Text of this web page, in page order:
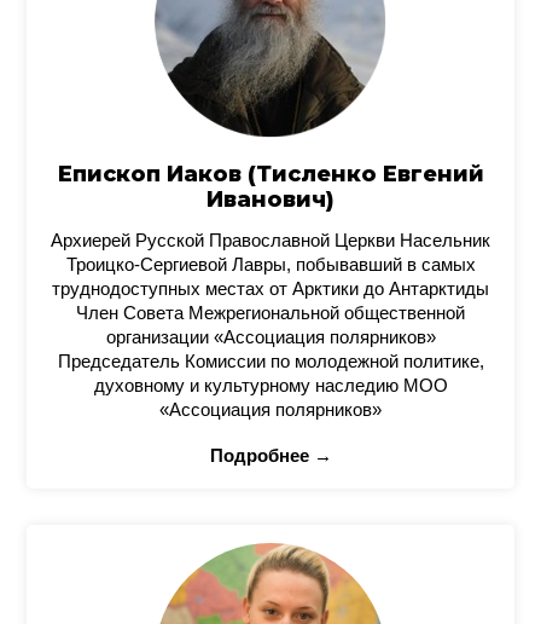
Епископ Иаков (Тисленко Евгений
Иванович)
Архиерей Русской Православной Церкви Насельник
Троицко-Сергиевой Лавры, побывавший в самых
труднодоступных местах от Арктики до Антарктиды
Член Совета Межрегиональной общественной
организации «Ассоциация полярников»
Председатель Комиссии по молодежной политике,
духовному и культурному наследию МОО
«Ассоциация полярников»
Подробнее →